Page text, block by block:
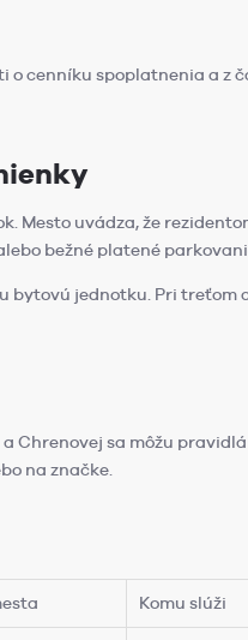
cenníku spoplatnenia a z
Mesto uvádza, že
bežné platené
jednotku. Pri treťom
Chrenovej sa môžu
na značke.
Komu slúži